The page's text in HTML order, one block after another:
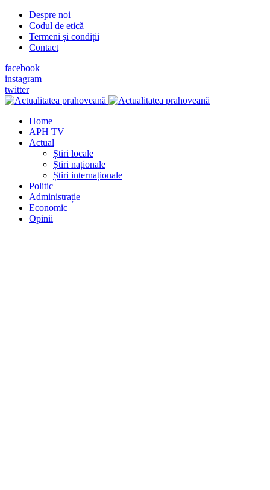
Despre noi
Codul de etică
Termeni și condiții
Contact
facebook
instagram
twitter
Home
APH TV
Actual
Știri locale
Știri naționale
Știri internaționale
Politic
Administrație
Economic
Opinii